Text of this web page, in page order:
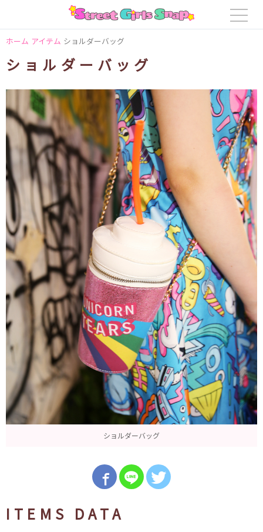
ホーム アイテム ショルダーバッグ
ショルダーバッグ
ショルダーバッグ
ITEMS DATA